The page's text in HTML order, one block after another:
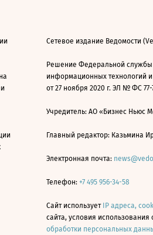
Сетевое издание Ведомости
Решение Федеральной
информационных технологий
от 27 ноября 2020 г. ЭЛ № ФС 77-
Учредитель: АО «Бизнес Ньюс
Главный редактор: Казьмина
Электронная почта:
Телефон: +7 495 956-34-58
Сайт использует IP адреса,
сайта, условия использования
обработки персональных